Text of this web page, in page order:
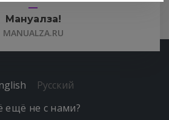
Мануалза!
MANUALZA.RU
Русский
ещё не с нами?